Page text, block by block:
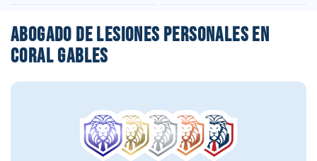
Abogado de lesiones personales en
Coral Gables